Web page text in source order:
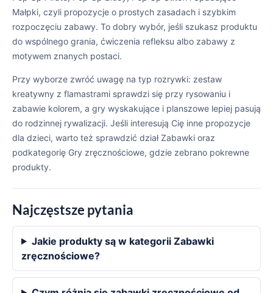
Małpki, czyli propozycje o prostych zasadach i szybkim
rozpoczęciu zabawy. To dobry wybór, jeśli szukasz produktu
do wspólnego grania, ćwiczenia refleksu albo zabawy z
motywem znanych postaci.
Przy wyborze zwróć uwagę na typ rozrywki: zestaw
kreatywny z flamastrami sprawdzi się przy rysowaniu i
zabawie kolorem, a gry wyskakujące i planszowe lepiej pasują
do rodzinnej rywalizacji. Jeśli interesują Cię inne propozycje
dla dzieci, warto też sprawdzić dział Zabawki oraz
podkategorię Gry zręcznościowe, gdzie zebrano pokrewne
produkty.
Najczęstsze pytania
Jakie produkty są w kategorii Zabawki
zręcznościowe?